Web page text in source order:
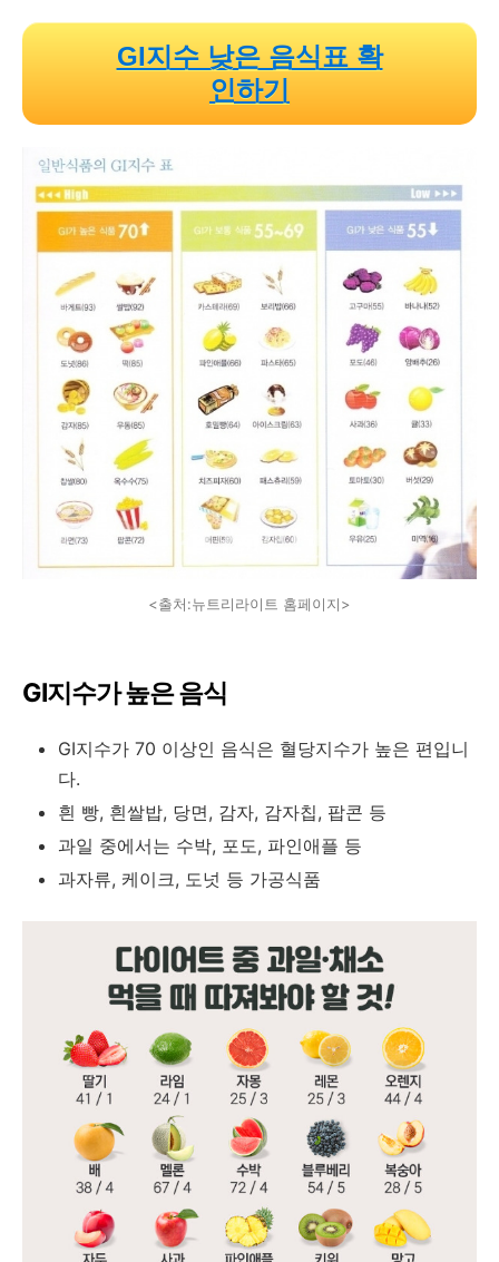
GI지수 낮은 음식표 확
인하기
<출처:뉴트리라이트 홈페이지>
GI지수가 높은 음식
GI지수가 70 이상인 음식은 혈당지수가 높은 편입니
다.
흰 빵, 흰쌀밥, 당면, 감자, 감자칩, 팝콘 등
과일 중에서는 수박, 포도, 파인애플 등
과자류, 케이크, 도넛 등 가공식품